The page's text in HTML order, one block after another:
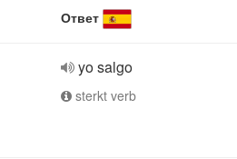
Ответ
yo salgo
sterkt verb